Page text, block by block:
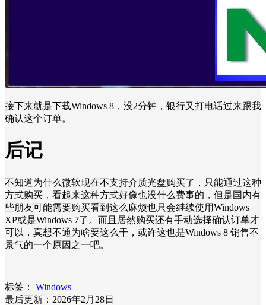
接下来就是下载Windows 8，没2分钟，银行又打电话过来跟我
确认这个订单。
后记
不知道为什么微软现在不支持介质光盘购买了，只能通过这种
方式购买，看起来这种方式好像也没什么费事的，但是国内有
些朋友可能需要购买看到这么麻烦也只会继续使用Windows
XP或是Windows 7了。而且居然购买还有手动选择确认订单才
可以，真想不通为啥要这么干，或许这也是Windows 8 销售不
景气的一个原因之一吧。
标签：
Windows
最后更新：2026年2月28日